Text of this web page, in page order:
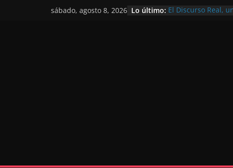
sábado, agosto 8, 2026 Lo último: El Discurso Real,
Extranjero: al